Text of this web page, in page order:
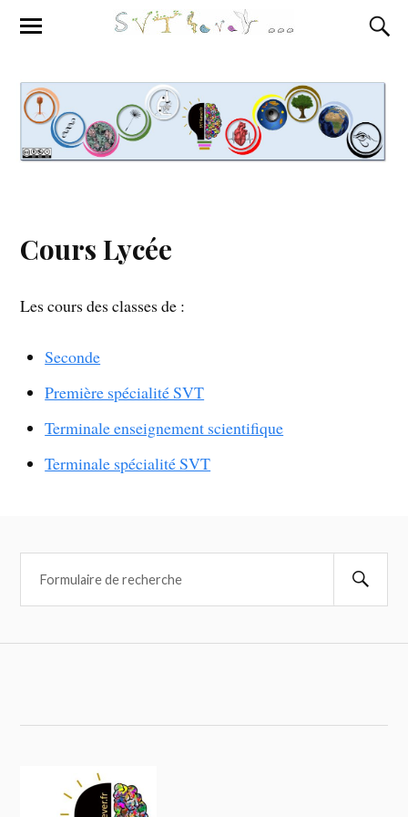
Cours Lycée
Les cours des classes de :
Seconde
Première spécialité SVT
Terminale enseignement scientifique
Terminale spécialité SVT